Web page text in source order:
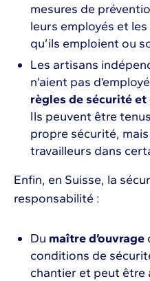
mesures de
leurs employés et
qu’ils emploient ou
Les artisans
n’aient pas
règles de sécurité
Ils peuvent être
propre sécurité,
travailleurs dans
Enfin, en Suisse, la
responsabilité :
Du maître d’ouvrage
conditions de
chantier et peut être